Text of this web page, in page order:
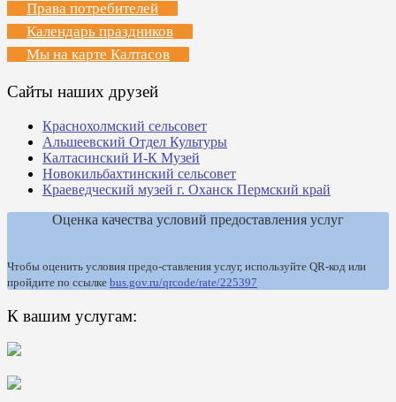
Права потребителей
Календарь праздников
Мы на карте Калтасов
Сайты наших друзей
Краснохолмский сельсовет
Альшеевский Отдел Культуры
Калтасинский И-К Музей
Новокильбахтинский сельсовет
Краеведческий музей г. Оханск Пермский край
Оценка качества условий предоставления услуг
Чтобы оценить условия предо-ставления услуг, используйте QR-код или
пройдите по ссылке bus.gov.ru/qrcode/rate/225397
К вашим услугам: